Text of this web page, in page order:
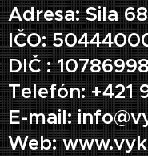
Adresa: Sila
IČO:
DIČ :
Telefón: +421
E-mail:
Web: